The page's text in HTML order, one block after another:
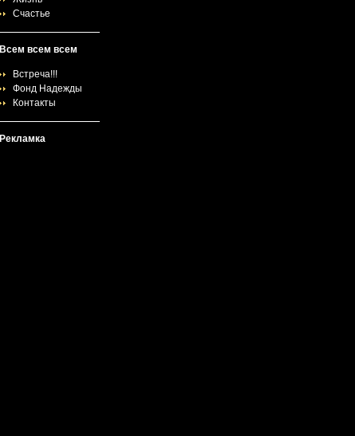
Счастье
Всем всем всем
Встреча!!!
Фонд Надежды
Контакты
Рекламка